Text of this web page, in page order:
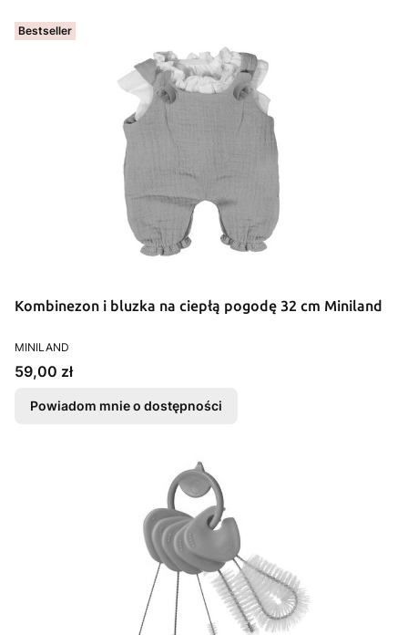
Bestseller
Kombinezon i bluzka na ciepłą pogodę 32 cm Miniland
PRODUCENT
MINILAND
Cena
59,00 zł
Powiadom mnie o dostępności